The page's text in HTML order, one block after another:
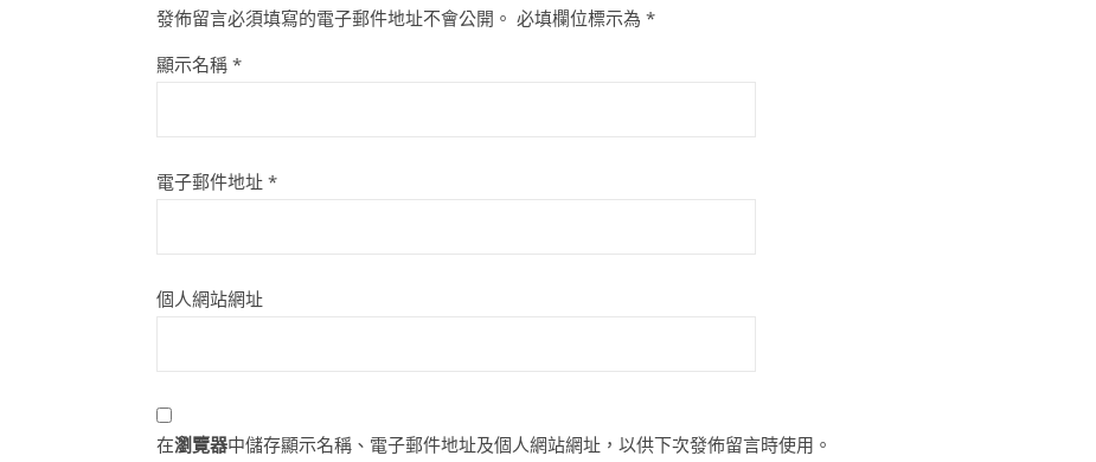
發佈留言必須填寫的電子郵件地址不會公開。 必填欄位標示為 *
顯示名稱 *
電子郵件地址 *
個人網站網址
在瀏覽器中儲存顯示名稱、電子郵件地址及個人網站網址，以供下次發佈留言時使用。